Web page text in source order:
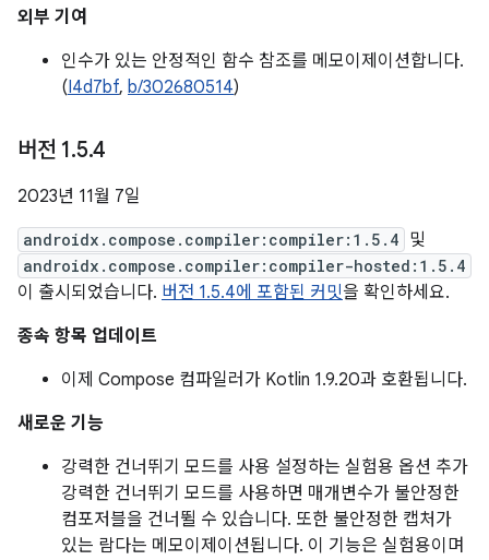
외부 기여
인수가 있는 안정적인 함수 참조를 메모이제이션합니다.
(I4d7bf, b/302680514)
버전 1.5.4
2023년 11월 7일
androidx.compose.compiler:compiler:1.5.4 및
androidx.compose.compiler:compiler-hosted:1.5.4
이 출시되었습니다. 버전 1.5.4에 포함된 커밋을 확인하세요.
종속 항목 업데이트
이제 Compose 컴파일러가 Kotlin 1.9.20과 호환됩니다.
새로운 기능
강력한 건너뛰기 모드를 사용 설정하는 실험용 옵션 추가
강력한 건너뛰기 모드를 사용하면 매개변수가 불안정한
컴포저블을 건너뛸 수 있습니다. 또한 불안정한 캡처가
있는 람다는 메모이제이션됩니다. 이 기능은 실험용이며